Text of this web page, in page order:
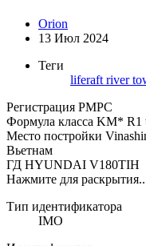
Orion
13 Июл 2024
Теги
liferaft river
Регистрация РМРС
Формула класса KM* R1
Место постройки
Вьетнам
ГД HYUNDAI V180TIH
Нажмите для
Тип идентификатора
IMO